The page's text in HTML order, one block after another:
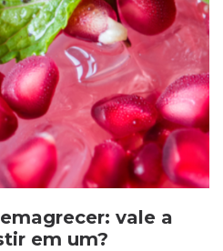
vale a
em um?